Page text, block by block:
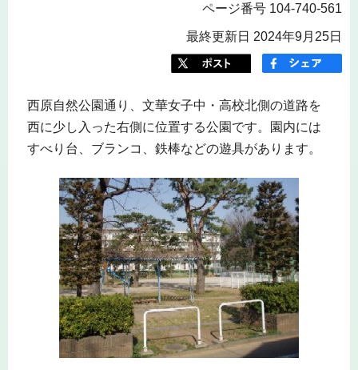
ページ番号 104-740-561
最終更新日 2024年9月25日
西原自然公園通り、文華女子中・高校北側の道路を
西に少し入った右側に位置する公園です。園内には
すべり台、ブランコ、鉄棒などの遊具があります。